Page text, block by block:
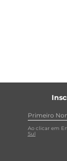
Ao clicar em
Sul